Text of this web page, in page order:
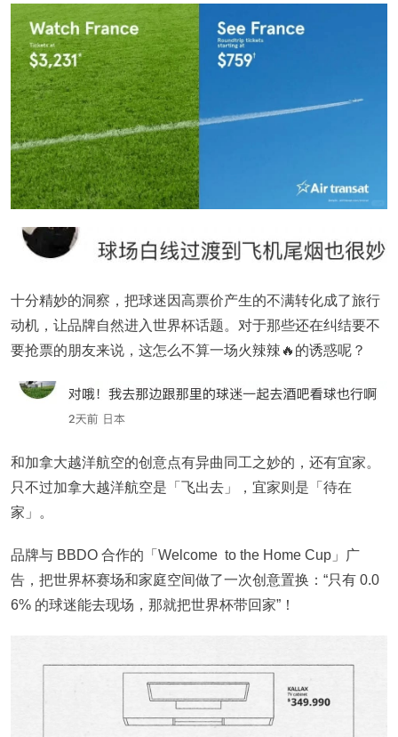
十分精妙的洞察，把球迷因高票价产生的不满转化成了旅行
动机，让品牌自然进入世界杯话题。对于那些还在纠结要不
要抢票的朋友来说，这怎么不算一场火辣辣🔥的诱惑呢？
和加拿大越洋航空的创意点有异曲同工之妙的，还有宜家。
只不过加拿大越洋航空是「飞出去」，宜家则是「待在
家」。
品牌与 BBDO 合作的「Welcome to the Home Cup」广
告，把世界杯赛场和家庭空间做了一次创意置换：“只有 0.0
6% 的球迷能去现场，那就把世界杯带回家”！